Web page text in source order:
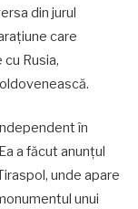
din jurul
care
Rusia,
în
a făcut anunțul
unde apare
unui